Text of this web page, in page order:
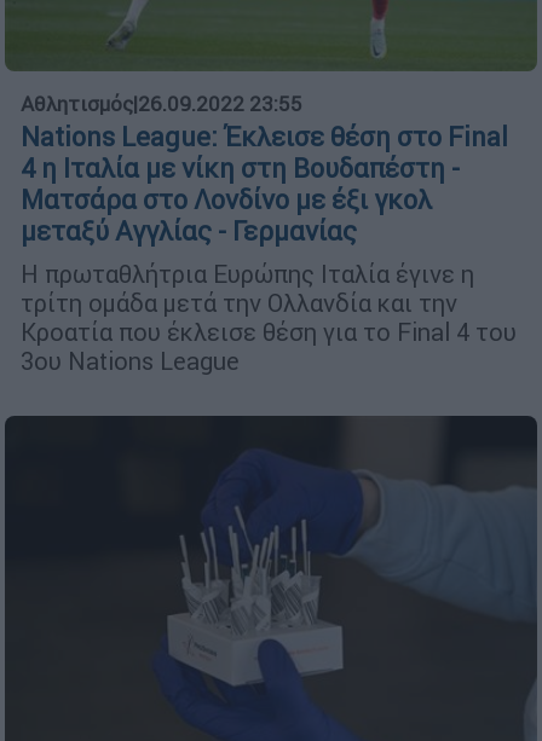
Αθλητισμός|26.09.2022 23:55
Nations League: Έκλεισε θέση στο Final
4 η Ιταλία με νίκη στη Βουδαπέστη -
Ματσάρα στο Λονδίνο με έξι γκολ
μεταξύ Αγγλίας - Γερμανίας
Η πρωταθλήτρια Ευρώπης Ιταλία έγινε η
τρίτη ομάδα μετά την Ολλανδία και την
Κροατία που έκλεισε θέση για το Final 4 του
3ου Nations League